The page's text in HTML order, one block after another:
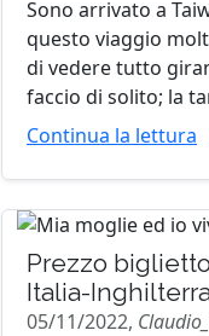
Sono arrivato a
questo viaggio
di vedere tutto
faccio di solito; la
Continua la lettura
Prezzo
Italia-
05/11/2022,